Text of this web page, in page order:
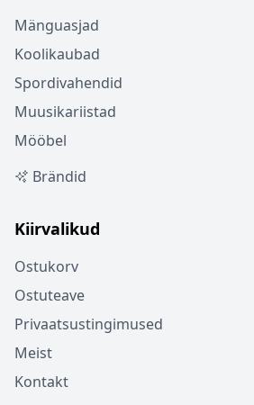
Mänguasjad
Koolikaubad
Spordivahendid
Muusikariistad
Mööbel
Brändid
Kiirvalikud
Ostukorv
Ostuteave
Privaatsustingimused
Meist
Kontakt